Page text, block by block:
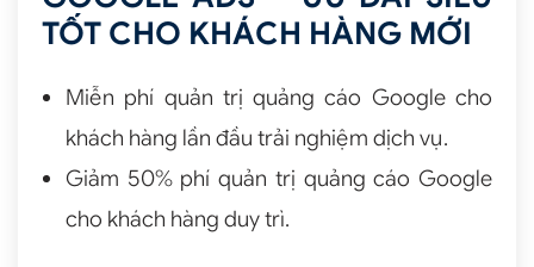
TỐT CHO KHÁCH HÀNG MỚI
Miễn phí quản trị quảng cáo Google cho
khách hàng lần đầu trải nghiệm dịch vụ.
Giảm 50% phí quản trị quảng cáo Google
cho khách hàng duy trì.